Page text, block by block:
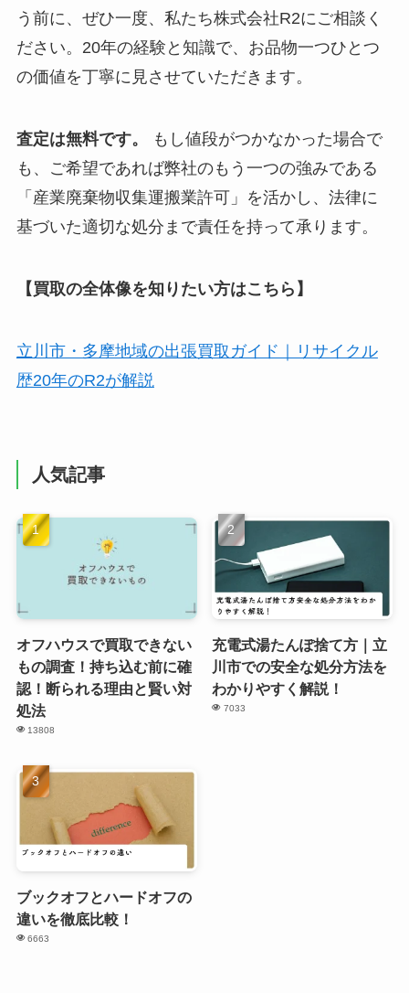
う前に、ぜひ一度、私たち株式会社R2にご相談く
ださい。20年の経験と知識で、お品物一つひとつ
の価値を丁寧に見させていただきます。
査定は無料です。
もし値段がつかなかった場合で
も、ご希望であれば弊社のもう一つの強みである
「産業廃棄物収集運搬業許可」を活かし、法律に
基づいた適切な処分まで責任を持って承ります。
【買取の全体像を知りたい方はこちら】
立川市・多摩地域の出張買取ガイド｜リサイクル
歴20年のR2が解説
人気記事
オフハウスで買取できない
もの調査！持ち込む前に確
認！断られる理由と賢い対
処法
13808
充電式湯たんぽ捨て方｜立
川市での安全な処分方法を
わかりやすく解説！
7033
ブックオフとハードオフの
違いを徹底比較！
6663